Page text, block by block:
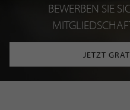
BEWERBEN SIE
JETZT